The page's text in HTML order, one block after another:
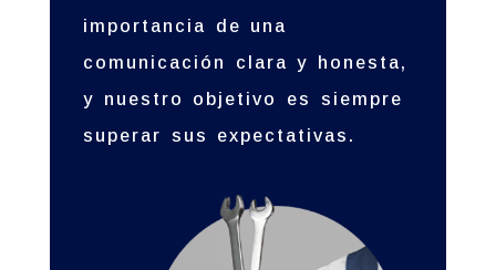
importancia de una
comunicación clara y honesta,
y nuestro objetivo es siempre
superar sus expectativas.